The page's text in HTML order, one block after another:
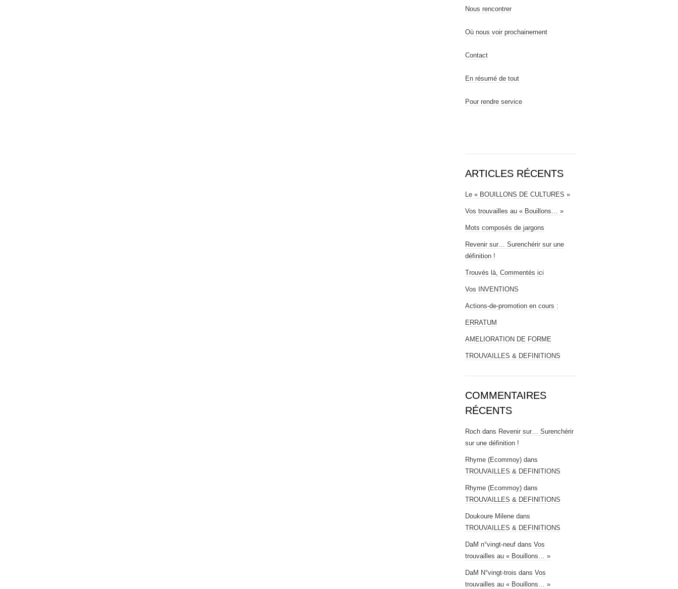
Nous rencontrer
Où nous voir prochainement
Contact
En résumé de tout
Pour rendre service
ARTICLES RÉCENTS
Le « BOUILLONS DE CULTURES »
Vos trouvailles au « Bouillons… »
Mots composés de jargons
Revenir sur… Surenchérir sur une
définition !
Trouvés là, Commentés ici
Vos INVENTIONS
Actions-de-promotion en cours :
ERRATUM
AMELIORATION DE FORME
TROUVAILLES & DEFINITIONS
COMMENTAIRES
RÉCENTS
Roch dans Revenir sur… Surenchérir
sur une définition !
Rhyme (Ecommoy) dans
TROUVAILLES & DEFINITIONS
Rhyme (Ecommoy) dans
TROUVAILLES & DEFINITIONS
Doukoure Milene dans
TROUVAILLES & DEFINITIONS
DaM n°vingt-neuf dans Vos
trouvailles au « Bouillons… »
DaM N°vingt-trois dans Vos
trouvailles au « Bouillons… »